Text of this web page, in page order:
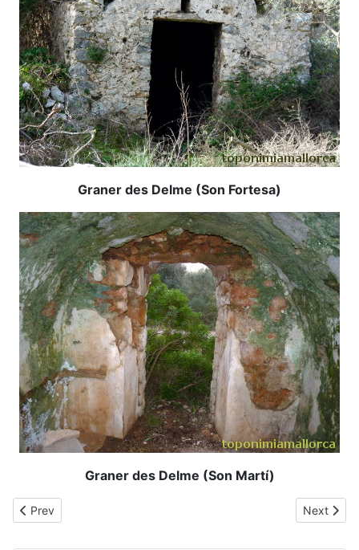
Graner des Delme (Son Fortesa)
Graner des Delme (Son Martí)
Previous article: Gorg Blau
Prev Next
Next